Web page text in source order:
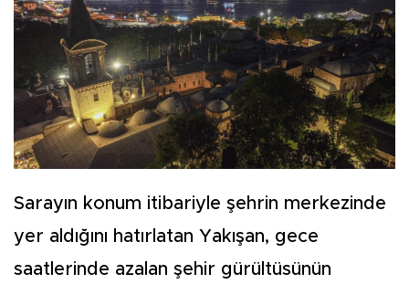
Sarayın konum itibariyle şehrin merkezinde
yer aldığını hatırlatan Yakışan, gece
saatlerinde azalan şehir gürültüsünün